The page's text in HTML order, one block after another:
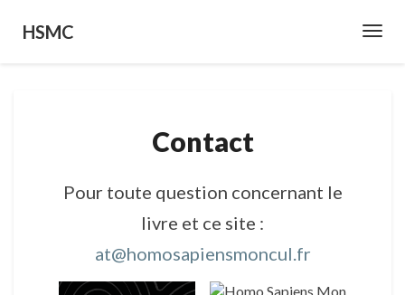
HSMC
o
n
a
c
Contact
Pour toute question concernant le
livre et ce site :
at@homosapiensmoncul.fr